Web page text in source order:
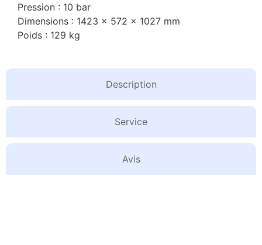
Description
Service
Avis
Pression : 10 bar
Dimensions : 1423 x 572 x 1027 mm
Poids : 129 kg